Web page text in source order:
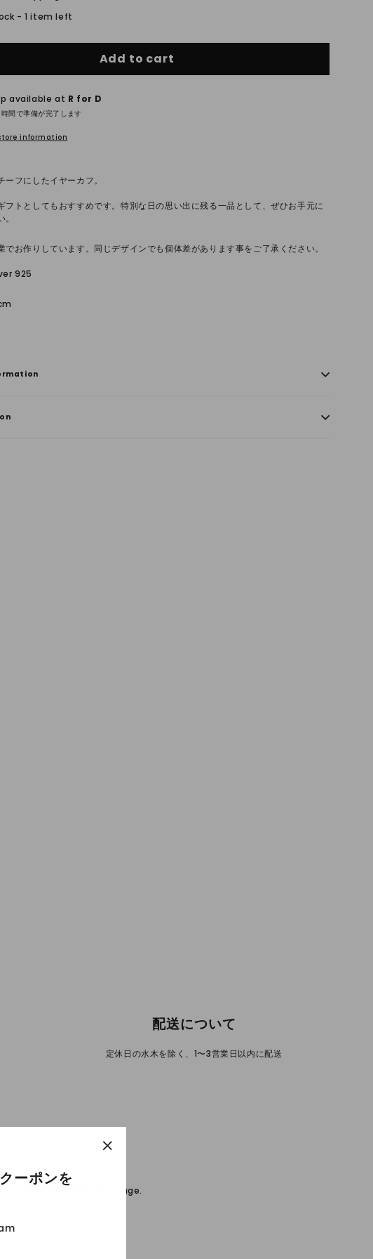
ーポンを
- 1 item left
Add to cart
available at R for D
間で準備が完了します
information
ーフにしたイヤーカフ。
フトとしてもおすすめです。特別な日の思い出に残る一品として、ぜひお手元に
でお作りしています。同じデザインでも個体差があります事をご了承ください。
925
配送について
定休日の水木を除く、1〜3営業日以内に配送
on the checkout page.